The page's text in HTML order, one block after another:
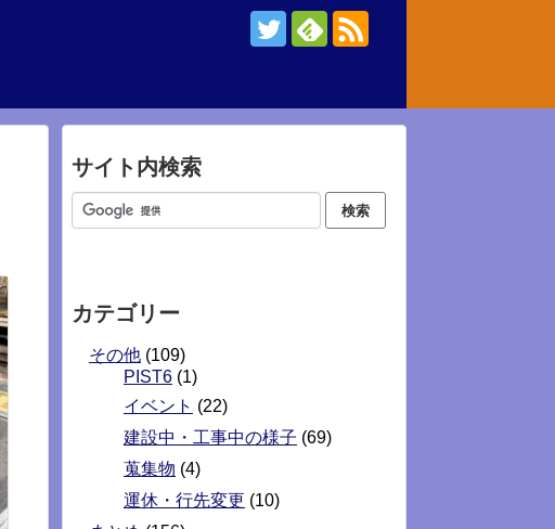
サイト内検索
カテゴリー
その他 (109)
PIST6 (1)
イベント (22)
建設中・工事中の様子 (69)
蒐集物 (4)
運休・行先変更 (10)